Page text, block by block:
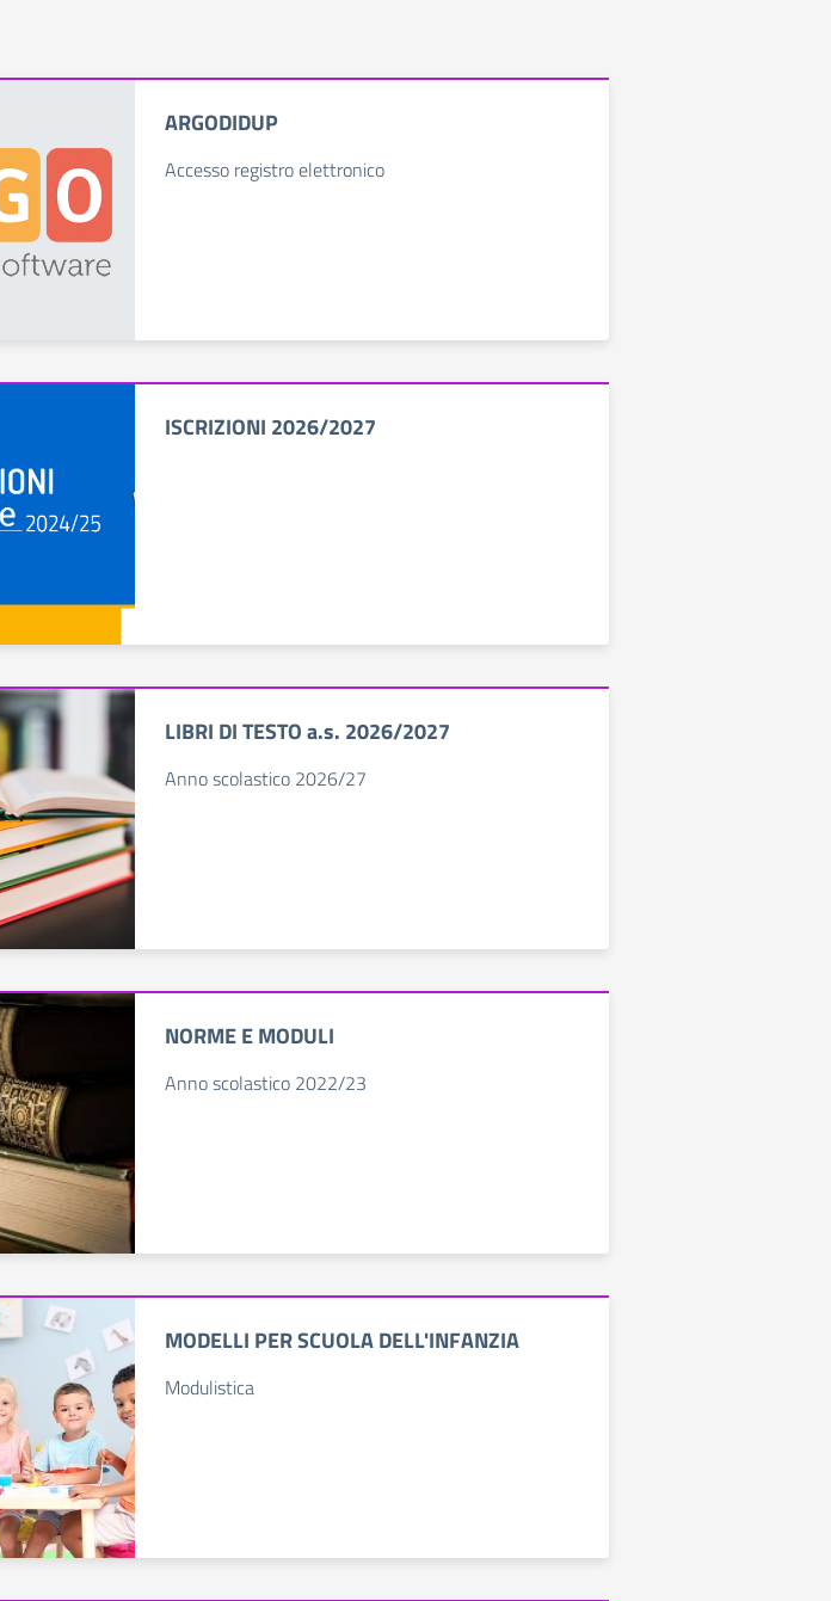
ARGODIDUP
Accesso registro elettronico
ISCRIZIONI 2026/2027
LIBRI DI TESTO a.s. 2026/2027
Anno scolastico 2026/27
NORME E MODULI
Anno scolastico 2022/23
MODELLI PER SCUOLA DELL'INFANZIA
Modulistica